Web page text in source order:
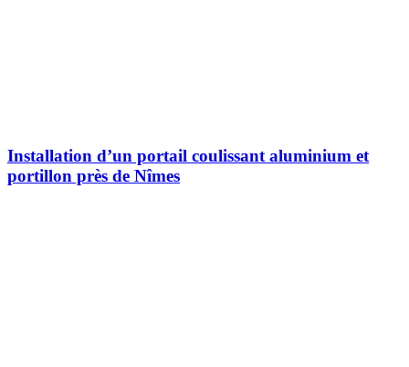
Installation d’un portail coulissant aluminium et
portillon près de Nîmes